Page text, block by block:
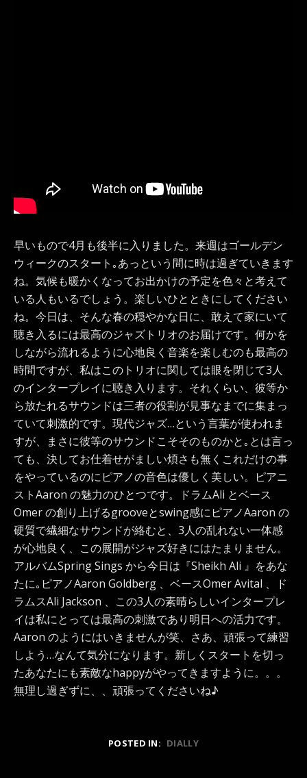
早いもので4月も後半に入りました。来週はゴールデン
ウィークのスタート｡あっという間に時は過ぎていきます
ね。気候も暖かくなってお出かけの予定を色々と考えて
いる人もいるでしょう。楽しいひとときにしてください
ね。今日は、そんな春の穏やかな日に、敢えて家にいて
聴き入るには最高のジャズトリオのお届けです。何かを
しながら流れるように心地良く音楽を楽しむのも最高の
時間ですが、私はこのトリオに関しては眼を閉じて3人
のインタープレイに聴き入ります。それくらい、彼等か
ら放たれるサウンドは三者の役割が見事なまでに集まっ
ていて刺激的です。現代ジャズ…という言葉が使われま
すが、まさに彼等のサウンドこそそのものかと｡とは言っ
ても、決してお仕着せがましい煩さも無くこれだけの事
をやっているのにピアノの音色は優しく美しい。ピアニ
ストAaron の魅力のひとつです。ドラムAli とベース
Omer の創り上げるgrooveとswing感にピアノAaron の
硬質で繊細なサウンドが絡むと、3人の乱れない一体感
が心地良く、この展開がジャズ好きにはたまりません。
アルバムSpring Sings から今日は『Sheikh Ali 』をあな
たに｡ピアノAaron Goldberg 、ベースOmer Avital 、ド
ラムスAli Jackson 、この3人の素晴らしいインタープレ
イは私にとっては最高の刺激であり明日への活力です。
Aaron のようにはいきませんが笑、さあ、頑張って練習
しよう…なんて気分になります。新しくスタートを切っ
たあなたにも素敵なhappyがやってきますように。。。
無理し過ぎずに、、頑張ってくださいね♪
POSTED IN: DIALLY